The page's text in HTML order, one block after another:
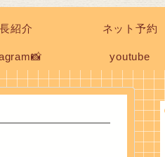
紹介 ネット予約
youtube